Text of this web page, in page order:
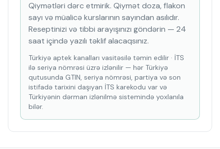
Qiymətləri dərc etmirik. Qiymət doza, flakon
sayı və müalicə kurslarının sayından asılıdır.
Reseptinizi və tibbi arayışınızı göndərin — 24
saat içində yazılı təklif alacaqsınız.
Türkiyə aptek kanalları vasitəsilə təmin edilir · İTS
ilə seriya nömrəsi üzrə izlənilir — hər Türkiyə
qutusunda GTIN, seriya nömrəsi, partiya və son
istifadə tarixini daşıyan İTS karekodu var və
Türkiyənin dərman izlənilmə sistemində yoxlanıla
bilər.